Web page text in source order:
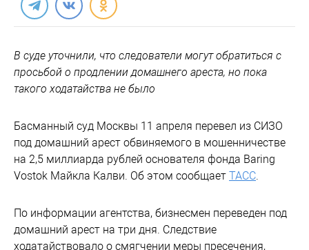
В суде уточнили, что следователи могут обратиться с
просьбой о продлении домашнего ареста, но пока
такого ходатайства не было
Басманный суд Москвы 11 апреля перевел из СИЗО
под домашний арест обвиняемого в мошенничестве
на 2,5 миллиарда рублей основателя фонда Baring
Vostok Майкла Калви. Об этом сообщает ТАСС.
По информации агентства, бизнесмен переведен под
домашний арест на три дня. Следствие
ходатайствовало о смягчении меры пресечения,